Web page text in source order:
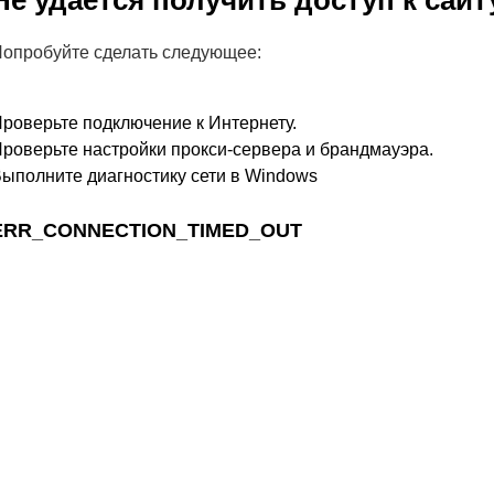
сделать следующее:
подключение к Интернету.
настройки прокси-сервера и брандмауэра.
диагностику сети в Windows